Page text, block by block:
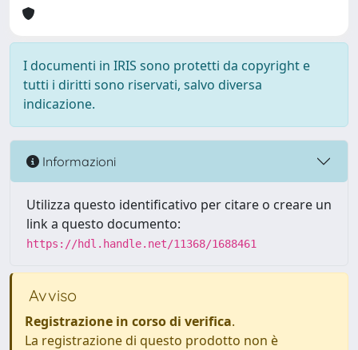
I documenti in IRIS sono protetti da copyright e
tutti i diritti sono riservati, salvo diversa
indicazione.
Informazioni
Utilizza questo identificativo per citare o creare un
link a questo documento:
https://hdl.handle.net/11368/1688461
Avviso
Registrazione in corso di verifica.
La registrazione di questo prodotto non è